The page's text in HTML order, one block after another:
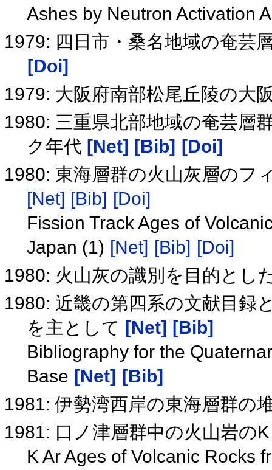
Ashes by Neutron Activation
1979: 四日市・桑名地域の奄芸
[Doi]
1979: 大阪府南部松尾丘陵の大
1980: 三重県北部地域の奄芸層
ク年代 [Net] [Bib] [Doi]
1980: 東海層群の火山灰層のフ
[Net] [Bib] [Doi]
Fission Track Ages of
Japan (1) [Net] [Bib] [Doi]
1980: 火山灰の識別を目的とし
1980: 近畿の第四系の文献目録
を主として [Net] [Bib]
Bibliography for the
Base [Net]
[Bib]
1981: 伊勢湾西岸の東海層群の
1981: 口ノ津層群中の火山岩の
K Ar Ages of Volcanic Rocks